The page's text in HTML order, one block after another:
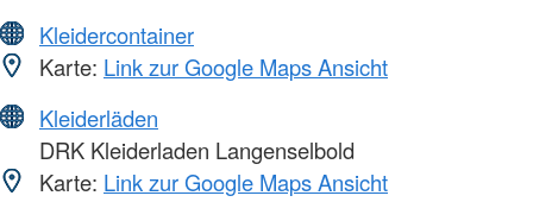
Kleidercontainer
Karte: Link zur Google Maps Ansicht
Kleiderläden
DRK Kleiderladen Langenselbold
Karte: Link zur Google Maps Ansicht